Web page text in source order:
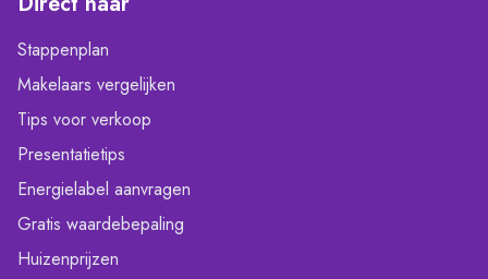
Stappenplan
Makelaars vergelijken
Tips voor verkoop
Presentatietips
Energielabel aanvragen
Gratis waardebepaling
Huizenprijzen